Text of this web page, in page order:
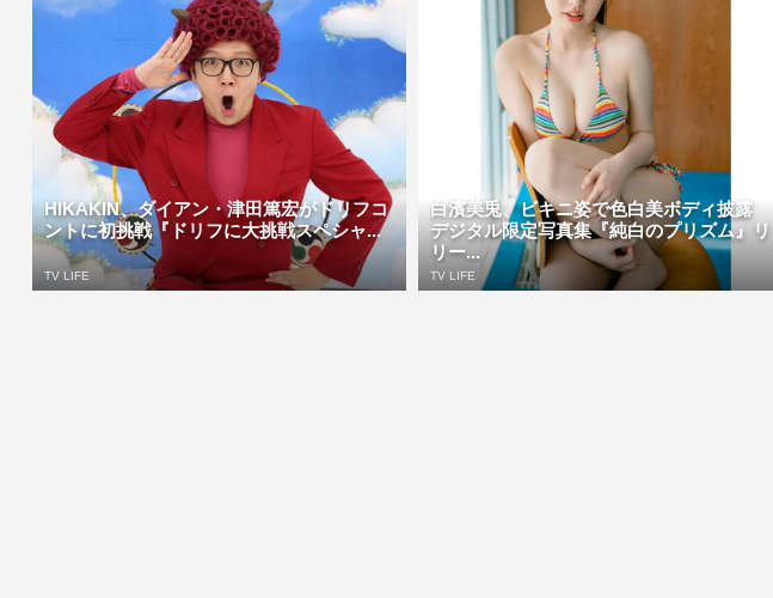
HIKAKIN、ダイアン・津田篤宏がドリフコ
ントに初挑戦『ドリフに大挑戦スペシャ...
TV LIFE
白濱美兎、ビキニ姿で色白美ボディ披露
デジタル限定写真集『純白のプリズム』リ
リー...
TV LIFE